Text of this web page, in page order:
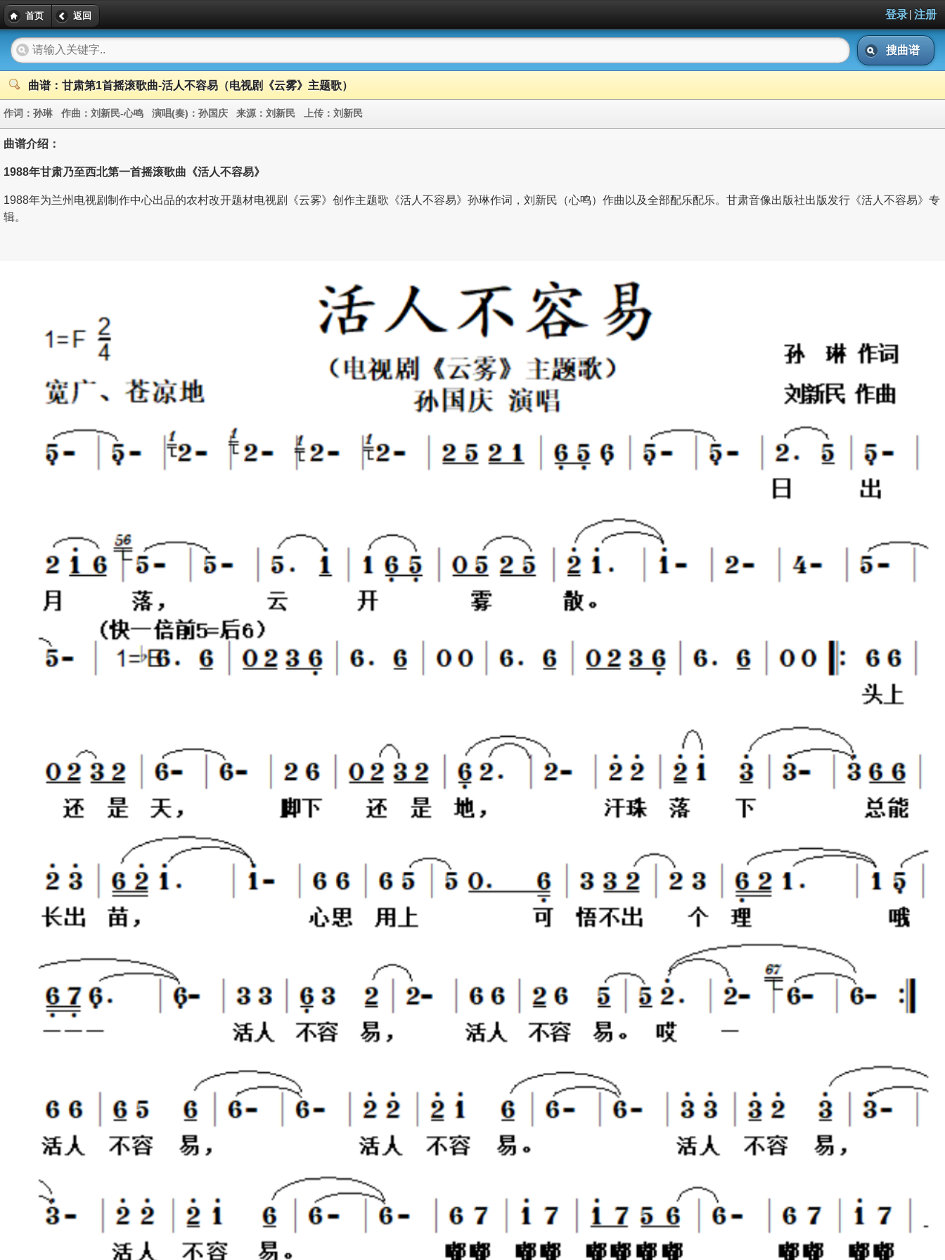
首页 返回 登录| 注册
搜曲谱
曲谱：甘肃第1首摇滚歌曲-活人不容易（电视剧《云雾》主题歌）
作词： 孙琳 作曲： 刘新民-心鸣 演唱(奏)： 孙国庆 来源： 刘新民 上传： 刘新民
曲谱介绍：
1988年甘肃乃至西北第一首摇滚歌曲 《活人不容易》
1988年为兰州电视剧制作中心出品的农村改开题材电视剧《云雾》创作主题歌《活人不容易》孙琳作词，刘新民（心鸣）作曲以及全部配乐配乐。甘肃音像出版社出版发行《活人不容易》专
辑。